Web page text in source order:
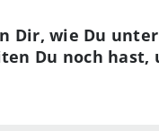
Dir, wie Du
Du noch hast,